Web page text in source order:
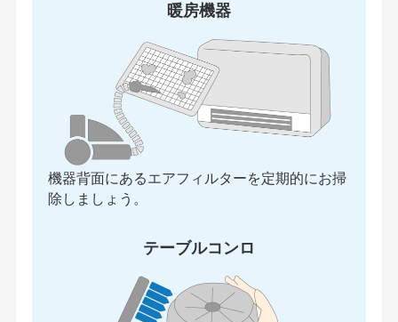
暖房機器
機器背面にあるエアフィルターを定期的にお掃
除しましょう。
テーブルコンロ